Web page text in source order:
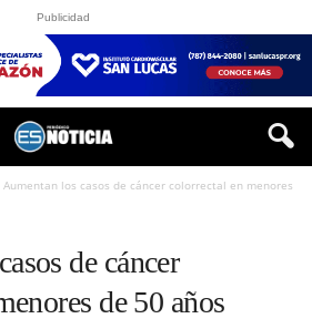
Publicidad
Aumentan los casos de cáncer colorrectal en menores
de cáncer
de 50 años